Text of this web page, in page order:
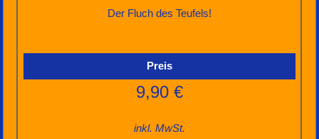
Der Fluch des Teufels!
9,90 €
inkl. MwSt.